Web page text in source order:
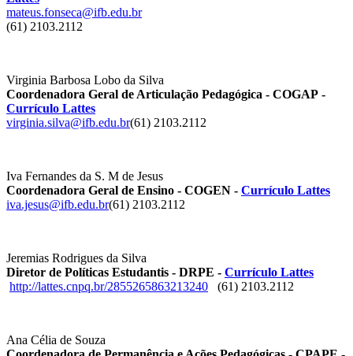
mateus.fonseca@ifb.edu.br
(61) 2103.2112
Virginia Barbosa Lobo da Silva
Coordenadora Geral de Articulação Pedagógica - COGAP -
Currículo Lattes
virginia.silva@ifb.edu.br(61) 2103.2112
Iva Fernandes da S. M de Jesus
Coordenadora Geral de Ensino - COGEN - Currículo Lattes
iva.jesus@ifb.edu.br(61) 2103.2112
Jeremias Rodrigues da Silva
Diretor de Políticas Estudantis - DRPE - Currículo Lattes
http://lattes.cnpq.br/2855265863213240 (61) 2103.2112
Ana Célia de Souza